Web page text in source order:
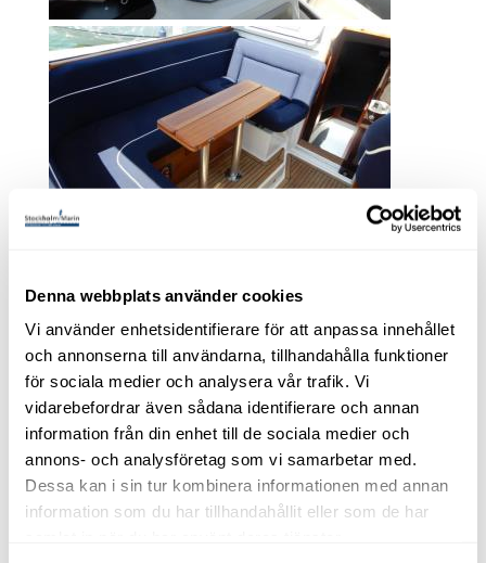
Denna webbplats använder cookies
Vi använder enhetsidentifierare för att anpassa innehållet
och annonserna till användarna, tillhandahålla funktioner
för sociala medier och analysera vår trafik. Vi
vidarebefordrar även sådana identifierare och annan
information från din enhet till de sociala medier och
annons- och analysföretag som vi samarbetar med.
Dessa kan i sin tur kombinera informationen med annan
information som du har tillhandahållit eller som de har